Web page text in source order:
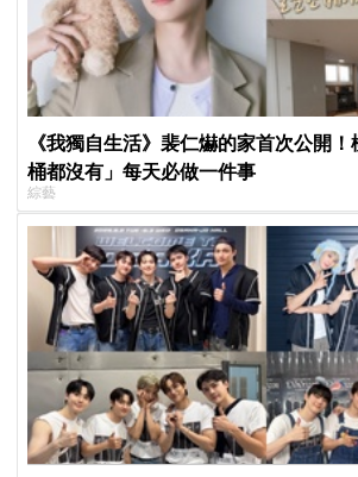
《我獨自生活》裴仁爀的家首次公開
桶都沒有」每天必做一件事
綜藝